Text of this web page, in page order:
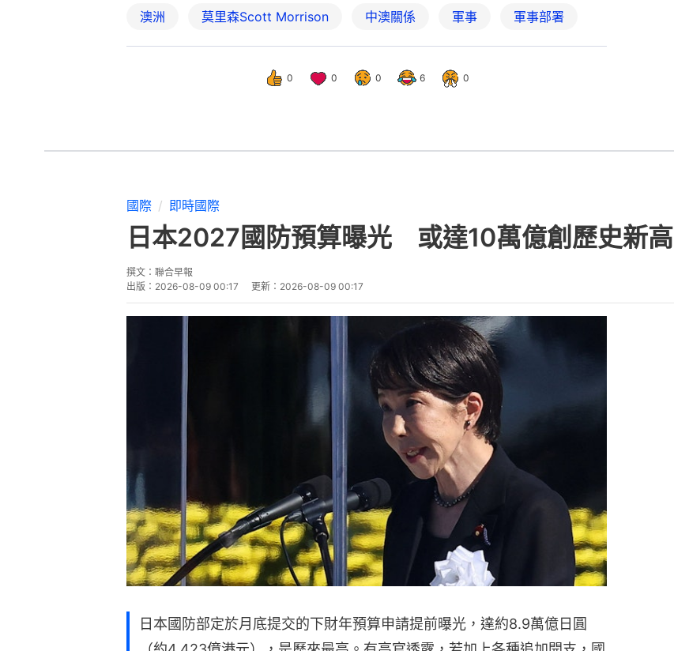
澳洲 莫里森Scott Morrison 中澳關係 軍事 軍事部署
0 0 0 6 0
國際 即時國際
日本2027國防預算曝光 或達10萬億創歷史新高
撰文： 聯合早報
出版： 2026-08-09 00:17 更新： 2026-08-09 00:17
日本國防部定於月底提交的下財年預算申請提前曝光，達約8.9萬億日圓